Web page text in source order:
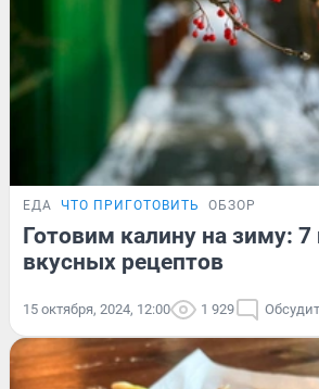
ЕДА ЧТО ПРИГОТОВИТЬ ОБЗОР
Готовим калину на зиму:
вкусных рецептов
15 октября, 2024, 12:00 1 929